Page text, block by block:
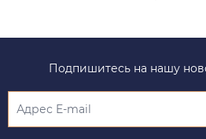
Подпишитесь на нашу